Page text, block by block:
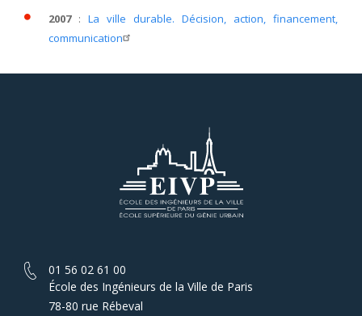
2007: La ville durable. Décision, action, financement,
communication
01 56 02 61 00
École des Ingénieurs de la Ville de Paris
78-80 rue Rébeval